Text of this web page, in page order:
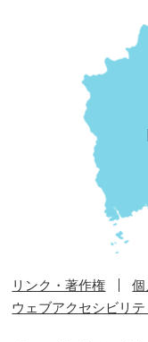
リンク・著作権
ウェブアクセシビリテ